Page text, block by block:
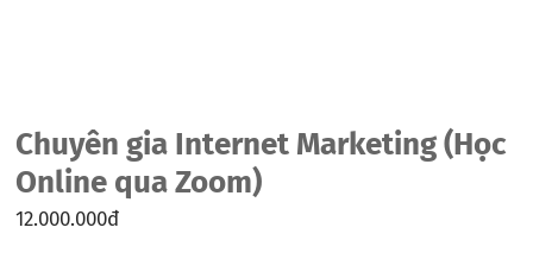
Chuyên gia Internet Marketing (Học
Online qua Zoom)
12.000.000đ